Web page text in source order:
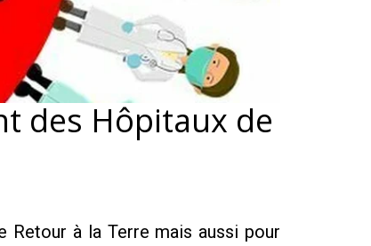
des Hôpitaux de
à la Terre mais aussi pour